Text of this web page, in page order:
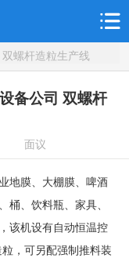
螺杆造粒生产线
备公司 双螺杆
面议
地膜、大棚膜、啤酒
桶、饮料瓶、家具、
该机设有自动恒温控
，可另配强制推料装